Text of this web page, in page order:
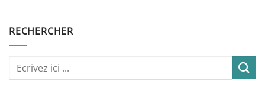
RECHERCHER